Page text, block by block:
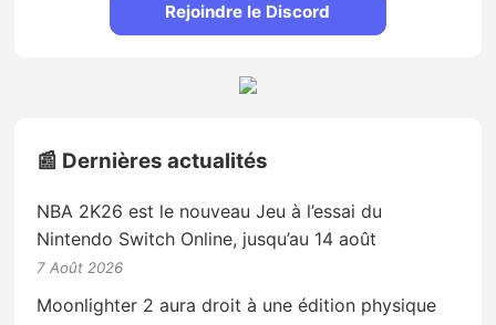
Rejoindre le Discord
📰 Dernières actualités
NBA 2K26 est le nouveau Jeu à l’essai du
Nintendo Switch Online, jusqu’au 14 août
7 Août 2026
Moonlighter 2 aura droit à une édition physique